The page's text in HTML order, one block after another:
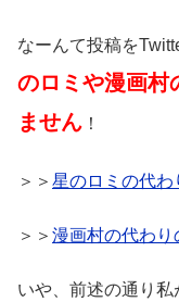
なーんて投稿を
のロミや漫画村
ません ！
＞＞ 星のロミの代わ
＞＞ 漫画村の代わり
いや、前述の通り